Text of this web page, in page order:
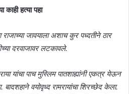
हत्या पहा
राजाच्या जावयाला अशाच कुर पध्दतीने ठार
दरवाजावर लटकावले.
यांचा पाच मुस्लिम पातशाह्यांनी एकत्र येऊन
बादशहाने वयोवृध्द रामरायांचा शिरच्छेद केला.